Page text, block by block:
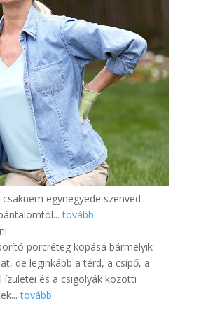
egynegyede szenved
tovább
porcréteg kopása bármelyik
de leginkább a térd, a csípő, a
ízületei és a csigolyák közötti
tovább